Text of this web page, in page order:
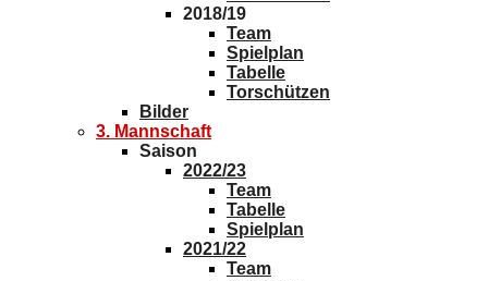
2018/19
Team
Spielplan
Tabelle
Torschützen
Bilder
3. Mannschaft
Saison
2022/23
Team
Tabelle
Spielplan
2021/22
Team